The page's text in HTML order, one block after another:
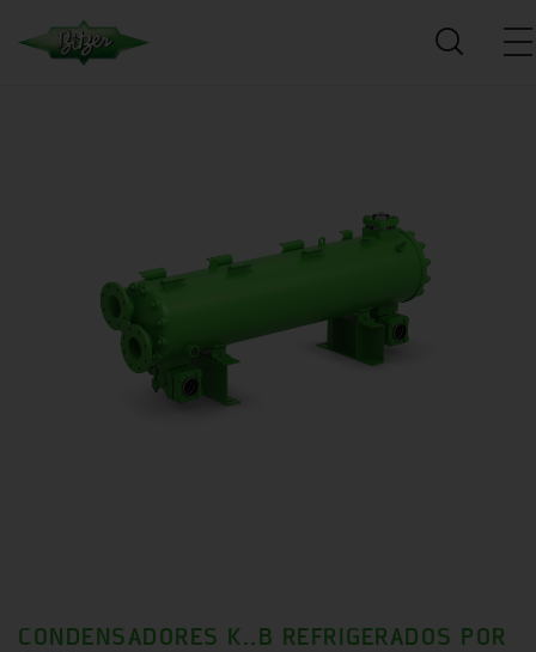
CONDENSADORES K..B REFRIGERADOS POR